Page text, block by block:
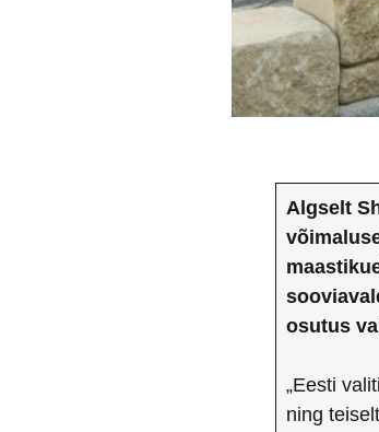
Algselt
osutus
„Eesti
ning